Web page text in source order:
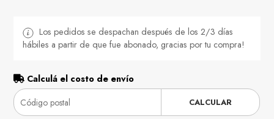
Los pedidos se despachan después de los 2/3 días
hábiles a partir de que fue abonado, gracias por tu compra!
Calculá el costo de envío
CALCULAR